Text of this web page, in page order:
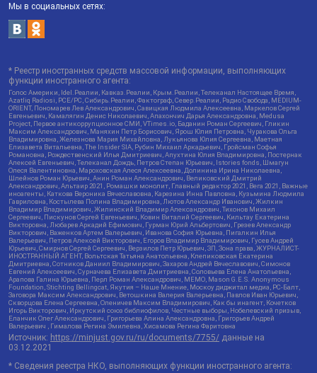
Мы в социальных сетях:
* Реестр иностранных средств массовой информации, выполняющих
функции иностранного агента:
Голос Америки, Idel.Реалии, Кавказ.Реалии, Крым.Реалии, Телеканал Настоящее Время,
Azatliq Radiosi, PCE/PC, Сибирь.Реалии, Фактограф, Север.Реалии, Радио Свобода, MEDIUM-
ORIENT, Пономарев Лев Александрович, Савицкая Людмила Алексеевна, Маркелов Сергей
Евгеньевич, Камалягин Денис Николаевич, Апахончич Дарья Александровна, Medusa
Project, Первое антикоррупционное СМИ, VTimes.io, Баданин Роман Сергеевич, Гликин
Максим Александрович, Маняхин Петр Борисович, Ярош Юлия Петровна, Чуракова Ольга
Владимировна, Железнова Мария Михайловна, Лукьянова Юлия Сергеевна, Маетная
Елизавета Витальевна, The Insider SIA, Рубин Михаил Аркадьевич, Гройсман Софья
Романовна, Рождественский Илья Дмитриевич, Апухтина Юлия Владимировна, Постернак
Алексей Евгеньевич, Телеканал Дождь, Петров Степан Юрьевич, Istories fonds, Шмагун
Олеся Валентиновна, Мароховская Алеся Алексеевна, Долинина Ирина Николаевна,
Шлейнов Роман Юрьевич, Анин Роман Александрович, Великовский Дмитрий
Александрович, Альтаир 2021, Ромашки монолит, Главный редактор 2021, Вега 2021, Важные
иноагенты, Каткова Вероника Вячеславовна, Карезина Инна Павловна, Кузьмина Людмила
Гавриловна, Костылева Полина Владимировна, Лютов Александр Иванович, Жилкин
Владимир Владимирович, Жилинский Владимир Александрович, Тихонов Михаил
Сергеевич, Пискунов Сергей Евгеньевич, Ковин Виталий Сергеевич, Кильтау Екатерина
Викторовна, Любарев Аркадий Ефимович, Гурман Юрий Альбертович, Грезев Александр
Викторович, Важенков Артем Валерьевич, Иванова София Юрьевна, Пигалкин Илья
Валерьевич, Петров Алексей Викторович, Егоров Владимир Владимирович, Гусев Андрей
Юрьевич, Смирнов Сергей Сергеевич, Верзилов Петр Юрьевич, ЗП, Зона права, ЖУРНАЛИСТ-
ИНОСТРАННЫЙ АГЕНТ, Вольтская Татьяна Анатольевна, Клепиковская Екатерина
Дмитриевна, Сотников Даниил Владимирович, Захаров Андрей Вячеславович, Симонов
Евгений Алексеевич, Сурначева Елизавета Дмитриевна, Соловьева Елена Анатольевна,
Арапова Галина Юрьевна, Перл Роман Александрович, МЕМО, Mason G.E.S. Anonymous
Foundation, Stichting Bellingcat, Якутия – Наше Мнение, Москоу диджитал медиа, РС-Балт,
Заговора Максим Александрович, Ветошкина Валерия Валерьевна, Павлов Иван Юрьевич,
Скворцова Елена Сергеевна, Оленичев Максим Владимирович, Как бы инагент, Кочетков
Игорь Викторович, Иркутский союз библиофилов, Честные выборы, Нобелевский призыв,
Еланчик Олег Александрович, Григорьева Алина Александровна, Григорьев Андрей
Валерьевич , Гималова Регина Эмилевна, Хисамова Регина Фаритовна
Источник: https://minjust.gov.ru/ru/documents/7755/ данные на
03.12.2021
* Сведения реестра НКО, выполняющих функции иностранного агента: